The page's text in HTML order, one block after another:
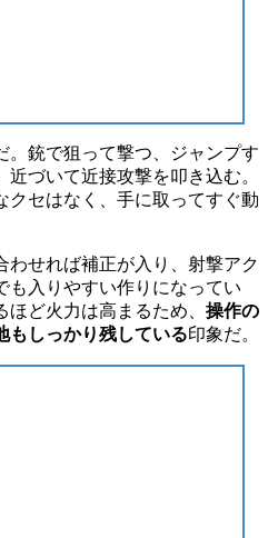
。銃で狙って撃つ、ジャンプす
づいて近接攻撃を叩き込む。
クセはなく、手に取ってすぐ動
わせれば補正が入り、射撃アク
も入りやすい作りになってい
ど火力は高まるため、 操作の
もしっかり残している印象だ。